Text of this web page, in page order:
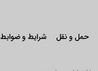
حمل و نقل شرایط و ضوابط